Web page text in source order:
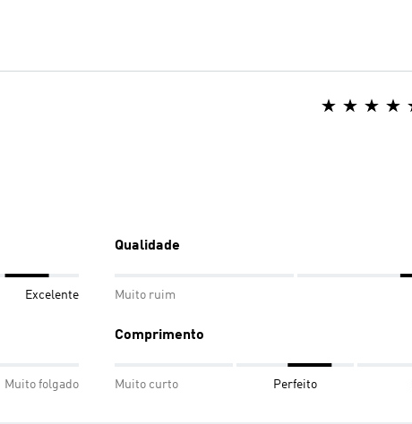
Excelente
Qualidade
Muito ruim
Muito folgado
Comprimento
Muito curto Perfeito